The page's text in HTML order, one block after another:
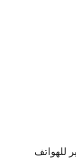
للهواتف